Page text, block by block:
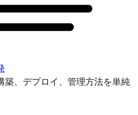
築、デプロイ、管理方法を単純